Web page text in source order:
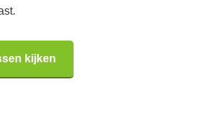
kijken